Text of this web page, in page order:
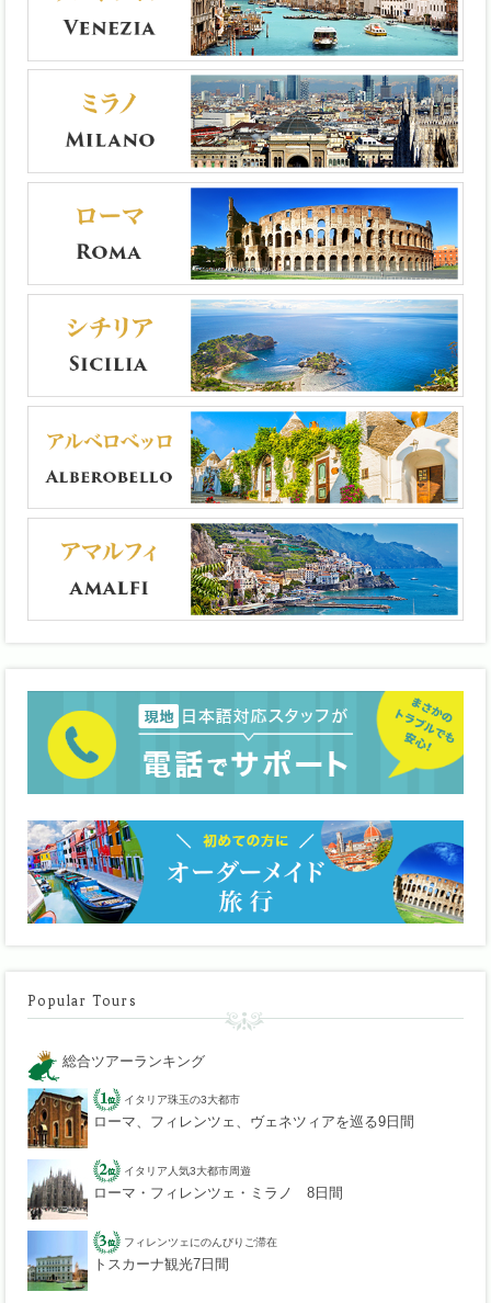
Popular Tours
総合ツアーランキング
イタリア珠玉の3大都市
ローマ、フィレンツェ、ヴェネツィアを巡る9日間
イタリア人気3大都市周遊
ローマ・フィレンツェ・ミラノ 8日間
フィレンツェにのんびりご滞在
トスカーナ観光7日間